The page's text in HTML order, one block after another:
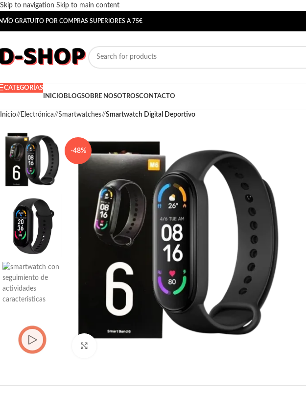
Skip to navigation Skip to main content
GRATUITO POR COMPRAS SUPERIORES A 75€
CATEGORÍAS
INICIO BLOGSOBRE NOSOTROSCONTACTO
Inicio/ Electrónica/ Smartwatches/ Smartwatch Digital Deportivo
-48%